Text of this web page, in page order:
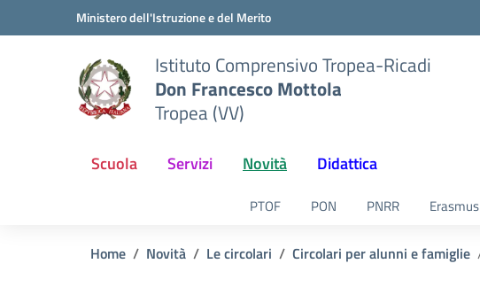
Vai ai contenuti
Vai al menu di navigazioneMinistero dell'Istruzione e del Merito
Istituto Comprensivo Tropea-Ricadi
Don Francesco Mottola
Tropea (VV)
Scuola Servizi Novità Didattica
PTOF PON PNRR Erasmus
Home Novità Le circolari Circolari per alunni e famiglie